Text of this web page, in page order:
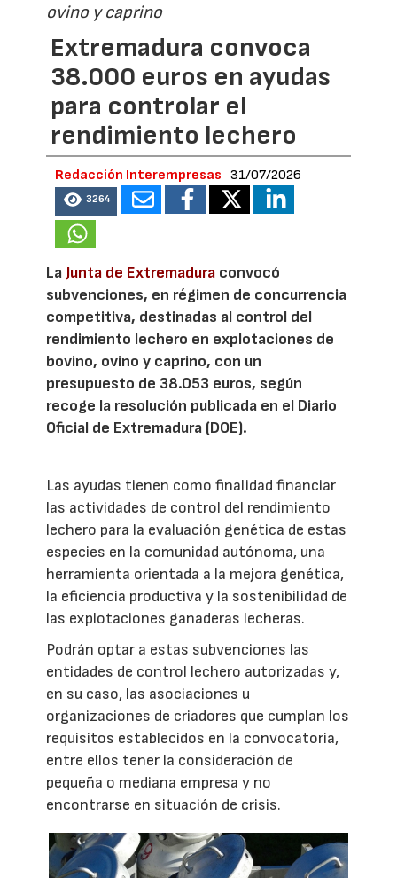
ovino y caprino
Extremadura convoca
38.000 euros en ayudas
para controlar el
rendimiento lechero
Redacción Interempresas 31/07/2026
3264
La Junta de Extremadura convocó
subvenciones, en régimen de concurrencia
competitiva, destinadas al control del
rendimiento lechero en explotaciones de
bovino, ovino y caprino, con un
presupuesto de 38.053 euros, según
recoge la resolución publicada en el Diario
Oficial de Extremadura (DOE).
Las ayudas tienen como finalidad financiar
las actividades de control del rendimiento
lechero para la evaluación genética de estas
especies en la comunidad autónoma, una
herramienta orientada a la mejora genética,
la eficiencia productiva y la sostenibilidad de
las explotaciones ganaderas lecheras.
Podrán optar a estas subvenciones las
entidades de control lechero autorizadas y,
en su caso, las asociaciones u
organizaciones de criadores que cumplan los
requisitos establecidos en la convocatoria,
entre ellos tener la consideración de
pequeña o mediana empresa y no
encontrarse en situación de crisis.